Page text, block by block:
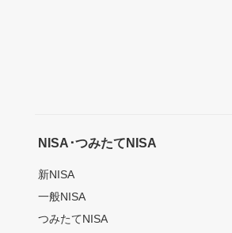
NISA･つみたてNISA
新NISA
一般NISA
つみたてNISA